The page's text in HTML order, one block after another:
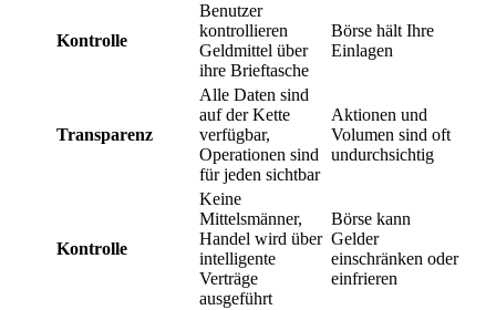
Kontrolle
Benutzer
kontrollieren
Geldmittel über
ihre Brieftasche
Börse hält Ihre
Einlagen
Transparenz
Alle Daten sind
auf der Kette
verfügbar,
Operationen sind
für jeden sichtbar
Aktionen und
Volumen sind oft
undurchsichtig
Kontrolle
Keine
Mittelsmänner,
Handel wird über
intelligente
Verträge
ausgeführt
Börse kann
Gelder
einschränken oder
einfrieren